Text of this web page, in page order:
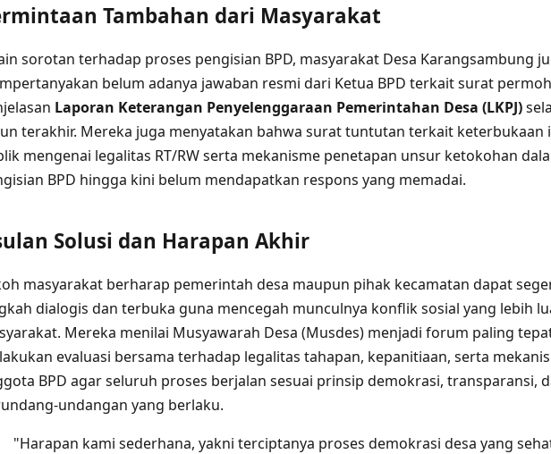
Tambahan dari Masyarakat
sorotan terhadap proses pengisian BPD, masyarakat Desa Karangsambung
belum adanya jawaban resmi dari Ketua BPD terkait surat
Laporan Keterangan Penyelenggaraan Pemerintahan Desa (LKPJ)
terakhir. Mereka juga menyatakan bahwa surat tuntutan terkait keterbukaan
mengenai legalitas RT/RW serta mekanisme penetapan unsur ketokohan
BPD hingga kini belum mendapatkan respons yang memadai.
Solusi dan Harapan Akhir
masyarakat berharap pemerintah desa maupun pihak kecamatan dapat
dialogis dan terbuka guna mencegah munculnya konflik sosial yang lebih
Mereka menilai Musyawarah Desa (Musdes) menjadi forum paling
evaluasi bersama terhadap legalitas tahapan, kepanitiaan, serta
BPD agar seluruh proses berjalan sesuai prinsip demokrasi, transparansi,
undangan yang berlaku.
"Harapan kami sederhana, yakni terciptanya proses demokrasi desa yang